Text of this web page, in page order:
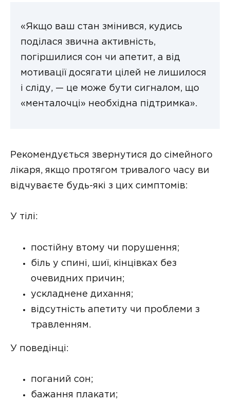
«Якщо ваш стан змінився, кудись
поділася звична активність,
погіршилися сон чи апетит, а від
мотивації досягати цілей не лишилося
і сліду, — це може бути сигналом, що
«менталочці» необхідна підтримка».
Рекомендується звернутися до сімейного
лікаря, якщо протягом тривалого часу ви
відчуваєте будь-які з цих симптомів:
У тілі:
постійну втому чи порушення;
біль у спині, шиї, кінцівках без
очевидних причин;
ускладнене дихання;
відсутність апетиту чи проблеми з
травленням.
У поведінці:
поганий сон;
бажання плакати;